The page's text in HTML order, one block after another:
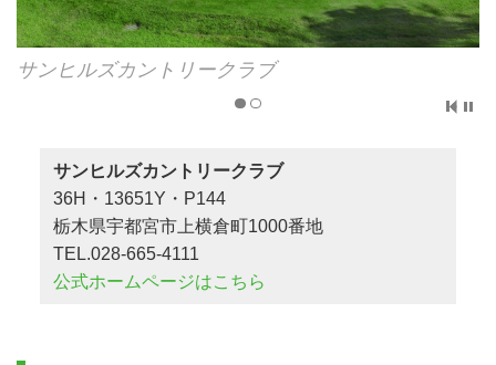
サンヒルズカントリークラブ
サンヒルズカントリークラブ
サンヒルズカントリークラブ
36H・13651Y・P144
栃木県宇都宮市上横倉町1000番地
TEL.028-665-4111
公式ホームページはこちら